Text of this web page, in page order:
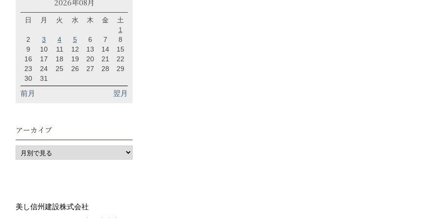
2026年08月
日 月 火 水 木 金
土
1
2
3 4 5 6 7
8
9
10 11 12 13 14
15
16
17 18 19 20 21
22
23
24 25 26 27 28
29
30
31
前月 翌月
アーカイブ
美し信州建設株式会社